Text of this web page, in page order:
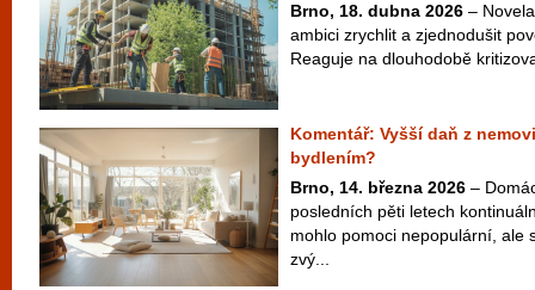
Brno, 18. dubna 2026 –
ambici zrychlit a zjednodušit
Reaguje na dlouhodobě
Komentář: Vyšší daň z
bydlením?
Brno, 14. března 2026 –
posledních pěti letech
mohlo pomoci nepopulární, ale
zvý...